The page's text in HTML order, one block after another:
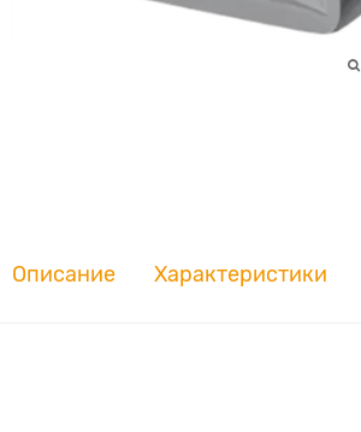
Описание Характеристики